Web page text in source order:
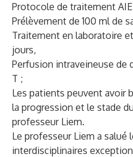
Protocole de traitement
Prélèvement de 100 ml de
Traitement en laboratoire
jours,
Perfusion intraveineuse de
T ;
Les patients peuvent avoir
la progression et le stade
professeur Liem.
Le professeur Liem a salué
interdisciplinaires